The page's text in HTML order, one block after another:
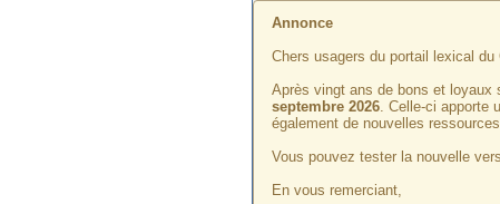
Annonce
Chers usagers du portail lexical du
Après vingt ans de bons et loyaux
septembre 2026. Celle-ci apporte
également de nouvelles
Vous pouvez tester la nouvelle
En vous remerciant,